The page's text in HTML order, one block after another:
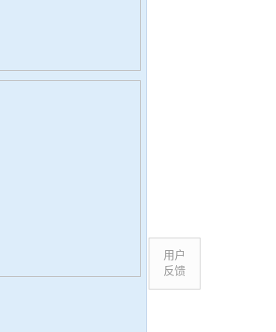
用户
反馈